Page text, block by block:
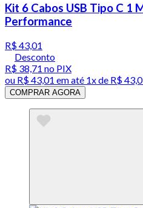
Kit 6 Cabos USB Tipo C 1
Performance
R$ 43,01
Desconto
R$ 38,71 no PIX
ou R$ 43,01 em até 1x de R$
COMPRAR AGORA